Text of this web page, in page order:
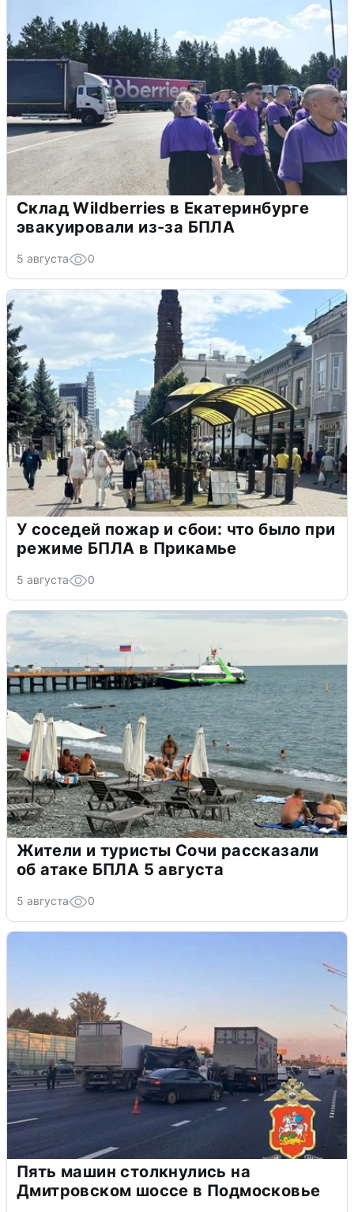
Склад Wildberries в Екатеринбурге
эвакуировали из-за БПЛА
5 августа 0
У соседей пожар и сбои: что было при
режиме БПЛА в Прикамье
5 августа 0
Жители и туристы Сочи рассказали
об атаке БПЛА 5 августа
5 августа 0
Пять машин столкнулись на
Дмитровском шоссе в Подмосковье